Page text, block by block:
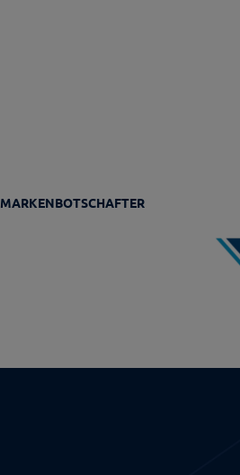
MARKENBOTSCHAFTER